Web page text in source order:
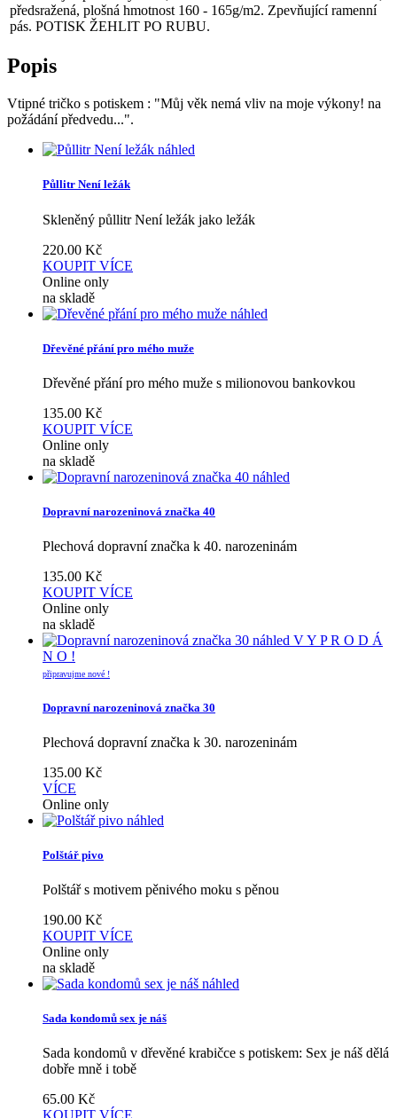
předsražená, plošná hmotnost 160 - 165g/m2. Zpevňující ramenní
pás. POTISK ŽEHLIT PO RUBU.
Popis
Vtipné tričko s potiskem : "Můj věk nemá vliv na moje výkony! na
požádání předvedu...".
náhled
Půllitr Není ležák
Skleněný půllitr Není ležák jako ležák
220.00 Kč
KOUPIT VÍCE
Online only
na skladě
náhled
Dřevěné přání pro mého muže
Dřevěné přání pro mého muže s milionovou bankovkou
135.00 Kč
KOUPIT VÍCE
Online only
na skladě
náhled
Dopravní narozeninová značka 40
Plechová dopravní značka k 40. narozeninám
135.00 Kč
KOUPIT VÍCE
Online only
na skladě
náhled V Y P R O D Á
N O !
připravujme nové !
Dopravní narozeninová značka 30
Plechová dopravní značka k 30. narozeninám
135.00 Kč
VÍCE
Online only
náhled
Polštář pivo
Polštář s motivem pěnivého moku s pěnou
190.00 Kč
KOUPIT VÍCE
Online only
na skladě
náhled
Sada kondomů sex je náš
Sada kondomů v dřevěné krabičce s potiskem: Sex je náš dělá
dobře mně i tobě
65.00 Kč